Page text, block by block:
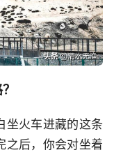
坐火车进藏的这条
之后，你会对坐着